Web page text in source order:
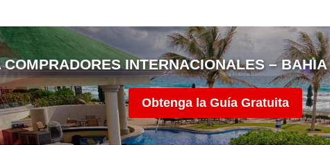
COMPRADORES INTERNACIONALES –
Obtenga la Guía Gratuita